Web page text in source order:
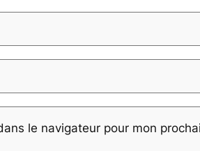
le navigateur pour mon